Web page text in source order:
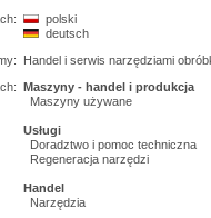
polski
deutsch
Handel i serwis narzędziami
Maszyny - handel i produkcja
Maszyny używane
Usługi
Doradztwo i pomoc techniczna
Regeneracja narzędzi
Handel
Narzędzia